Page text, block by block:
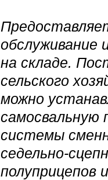
обслуживание
на складе.
сельского
можно
самосвальную
системы
седельно-
полуприцепов